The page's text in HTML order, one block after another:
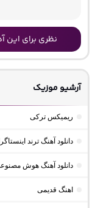
نظری برای این
آرشیو موزیک
ریمیکس ترکی
دانلود آهنگ ترند
دانلود آهنگ هوش
اهنگ قدیمی